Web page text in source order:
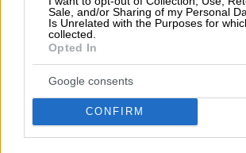
Sale, and/or Sharing of my Personal
Is Unrelated with the Purposes for
collected.
Opted In
Google consents
CONFIRM
Συστήματα & Υπηρεσίες Ασφάλειας
Μαλακάση Μιλτιάδη 9, Πάτρα
Τηλέφωνο: 2610421141
Στοιχεία αναζήτησης:Συστήματα
Αχαΐας
BRINIAS ELECTRONICS SYSTEMS